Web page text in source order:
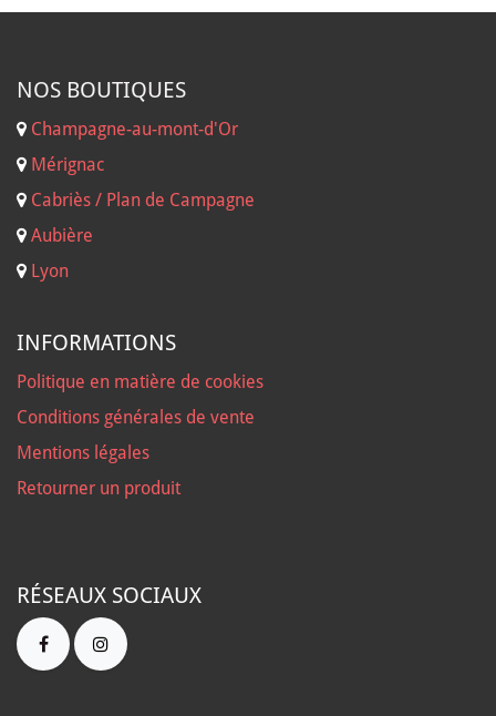
NOS BOUTIQUES
Champagne-au-mont-d'Or
Mérignac
Cabriès / Plan de Campagne
Aubière
Lyon
INFORMATIONS
Politique en matière de cookies
Conditions générales de vente
Mentions légales
Retourner un produit
RÉSEAUX SOCIAUX